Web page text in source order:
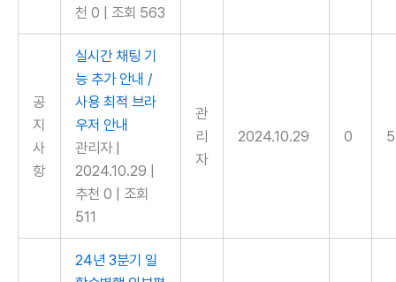
천 0
조회 563
공
지
사
항
실시간 채팅 기
능 추가 안내 /
사용 최적 브라
우저 안내
관리자
2024.10.29
추천 0
조회
511
관
리
자
2024.10.29 0
24년 3분기 일